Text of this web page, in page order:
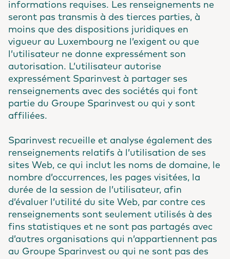
informations requises. Les renseignements ne
seront pas transmis à des tierces parties, à
moins que des dispositions juridiques en
vigueur au Luxembourg ne l’exigent ou que
l’utilisateur ne donne expressément son
autorisation. L’utilisateur autorise
expressément Sparinvest à partager ses
renseignements avec des sociétés qui font
partie du Groupe Sparinvest ou qui y sont
affiliées.
Sparinvest recueille et analyse également des
renseignements relatifs à l’utilisation de ses
sites Web, ce qui inclut les noms de domaine, le
nombre d’occurrences, les pages visitées, la
durée de la session de l’utilisateur, afin
d’évaluer l’utilité du site Web, par contre ces
renseignements sont seulement utilisés à des
fins statistiques et ne sont pas partagés avec
d’autres organisations qui n’appartiennent pas
au Groupe Sparinvest ou qui ne sont pas des